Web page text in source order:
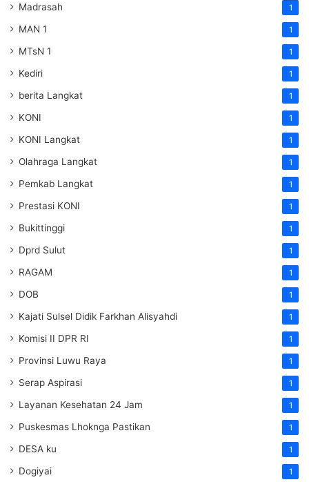
Madrasah 1
MAN 1 1
MTsN 1 1
Kediri 1
berita Langkat 1
KONI 1
KONI Langkat 1
Olahraga Langkat 1
Pemkab Langkat 1
Prestasi KONI 1
Bukittinggi 1
Dprd Sulut 1
RAGAM 1
DOB 1
Kajati Sulsel Didik Farkhan Alisyahdi 1
Komisi II DPR RI 1
Provinsi Luwu Raya 1
Serap Aspirasi 1
Layanan Kesehatan 24 Jam 1
Puskesmas Lhoknga Pastikan 1
DESA ku 1
Dogiyai 1